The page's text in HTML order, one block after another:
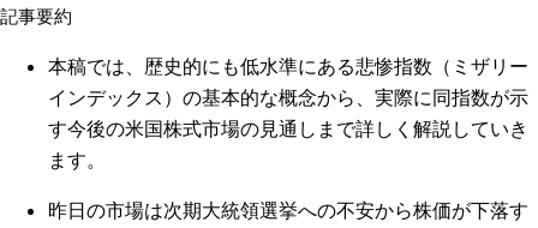
記事要約
本稿では、歴史的にも低水準にある悲惨指数（ミザリー
インデックス）の基本的な概念から、実際に同指数が示
す今後の米国株式市場の見通しまで詳しく解説していき
ます。
昨日の市場は次期大統領選挙への不安から株価が下落す